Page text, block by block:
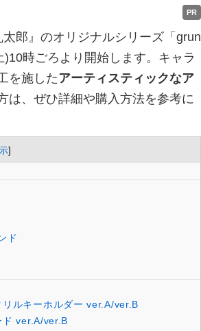
PR
郎』のオリジナルシリーズ「grun
時ごろより開始します。キャラ
を施したアーティスティックなア
は、ぜひ詳細や購入方法を参考に
]
ド
ルキーホルダー ver.A/ver.B
ド ver.A/ver.B